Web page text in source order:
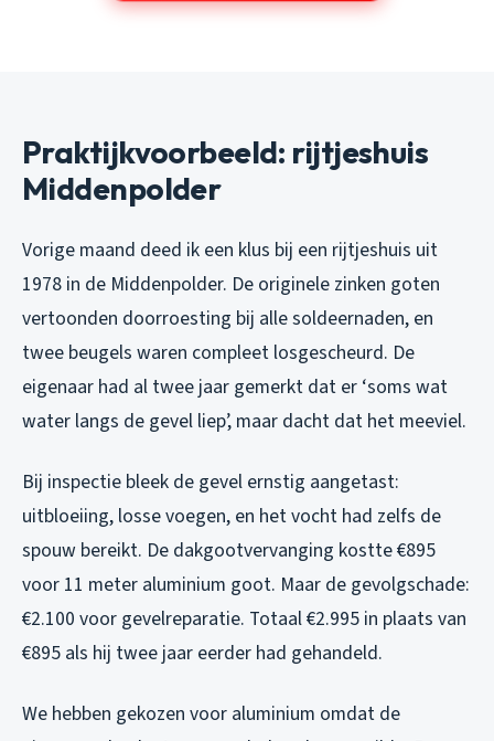
Praktijkvoorbeeld: rijtjeshuis
Middenpolder
Vorige maand deed ik een klus bij een rijtjeshuis uit
1978 in de Middenpolder. De originele zinken goten
vertoonden doorroesting bij alle soldeernaden, en
twee beugels waren compleet losgescheurd. De
eigenaar had al twee jaar gemerkt dat er ‘soms wat
water langs de gevel liep’, maar dacht dat het meeviel.
Bij inspectie bleek de gevel ernstig aangetast:
uitbloeiing, losse voegen, en het vocht had zelfs de
spouw bereikt. De dakgootvervanging kostte €895
voor 11 meter aluminium goot. Maar de gevolgschade:
€2.100 voor gevelreparatie. Totaal €2.995 in plaats van
€895 als hij twee jaar eerder had gehandeld.
We hebben gekozen voor aluminium omdat de